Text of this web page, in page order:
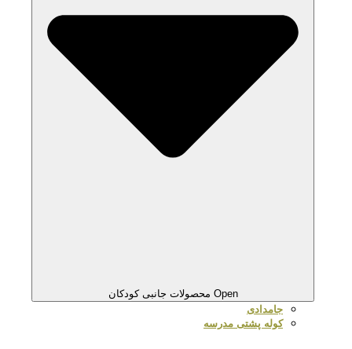
Open محصولات جانبی کودکان
جامدادی
کوله پشتی مدرسه